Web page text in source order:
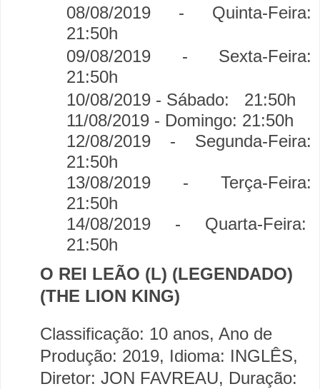
08/08/2019 - Quinta-Feira:
21:50h
09/08/2019 - Sexta-Feira:
21:50h
10/08/2019 - Sábado:
21:50h
11/08/2019 - Domingo: 21:50h
12/08/2019 - Segunda-Feira:
21:50h
13/08/2019 - Terça-Feira:
21:50h
14/08/2019 - Quarta-Feira:
21:50h
O REI LEÃO (L) (LEGENDADO)
(THE LION KING)
Classificação: 10 anos, Ano de
Produção: 2019, Idioma: INGLÊS,
Diretor: JON FAVREAU, Duração: